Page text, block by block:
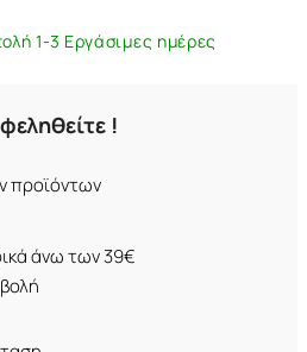
1-3 Εργάσιμες ημέρες
!
προϊόντων
άνω των 39€